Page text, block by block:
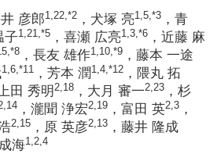
井 彦郎1,22 ,*2 ，犬塚 亮1,5 ,*3 ，青
子1,21 ,*5 ，喜瀬 広亮1,3 ,*6 ，近藤 麻
,*8 ，長友 雄作1,10 ,*9 ，藤本 一途
1,6 ,*11 ，芳本 潤 1,4 ,*12 ，隈丸 拓
田 秀明 2,18 ，大月 審一2,23 ，杉
，瀧聞 浄宏2,19 ，富田 英2,3 ，
2,15 ，原 英彦2,13 ，藤井 隆成
海1,2,4